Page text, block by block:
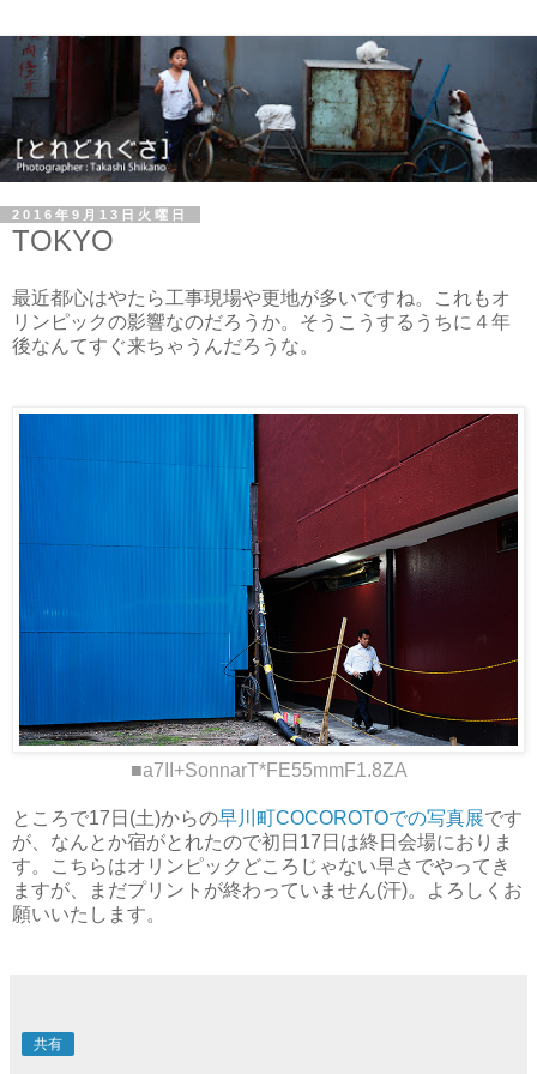
2016年9月13日火曜日
TOKYO
最近都心はやたら工事現場や更地が多いですね。これもオ
リンピックの影響なのだろうか。そうこうするうちに４年
後なんてすぐ来ちゃうんだろうな。
■a7II+SonnarT*FE55mmF1.8ZA
ところで17日(土)からの早川町COCOROTOでの写真展です
が、なんとか宿がとれたので初日17日は終日会場におりま
す。こちらはオリンピックどころじゃない早さでやってき
ますが、まだプリントが終わっていません(汗)。よろしくお
願いいたします。
共有